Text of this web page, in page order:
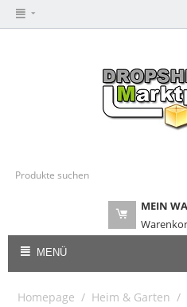
MEIN
MENÜ
Homepage / Heim & Garten /